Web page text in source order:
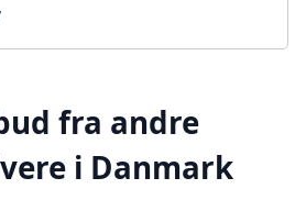
fra andre
i Danmark